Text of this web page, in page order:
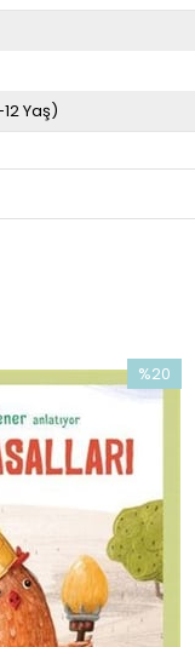
12 Yaş)
%20
İndirim